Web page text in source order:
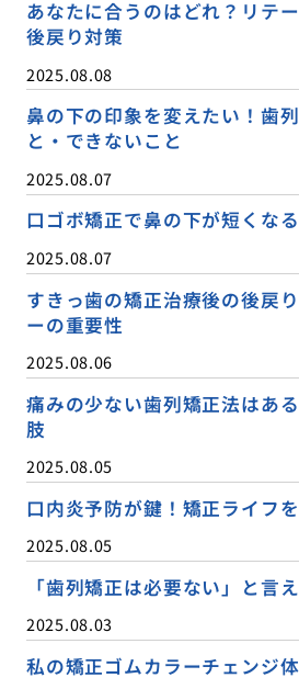
あなたに合うのはどれ？リテ
後戻り対策
2025.08.08
鼻の下の印象を変えたい！歯
と・できないこと
2025.08.07
口ゴボ矯正で鼻の下が短くな
2025.08.07
すきっ歯の矯正治療後の後戻
ーの重要性
2025.08.06
痛みの少ない歯列矯正法はあ
肢
2025.08.05
口内炎予防が鍵！矯正ライフ
2025.08.05
「歯列矯正は必要ない」と言
2025.08.03
私の矯正ゴムカラーチェンジ